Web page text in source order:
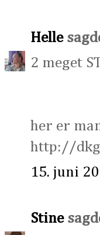
Helle
2 meget
her er
http://
15. juni
Stine